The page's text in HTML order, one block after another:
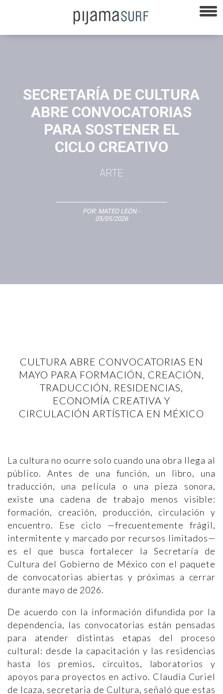
SECRETARÍA DE CULTURA
ABRE CONVOCATORIAS
PARA SOSTENER EL
CICLO CREATIVO
ARTE
POR: MATEO LEÓN-
05/05/2026
CULTURA ABRE CONVOCATORIAS EN
MAYO PARA FORMACIÓN, CREACIÓN,
TRADUCCIÓN, RESIDENCIAS,
ECONOMÍA CREATIVA Y
CIRCULACIÓN ARTÍSTICA EN MÉXICO
La cultura no ocurre solo cuando una obra llega al
público. Antes de una función, un libro, una
traducción, una película o una pieza sonora,
existe una cadena de trabajo menos visible:
formación, creación, producción, circulación y
encuentro. Ese ciclo —frecuentemente frágil,
intermitente y marcado por recursos limitados—
es el que busca fortalecer la Secretaría de
Cultura del Gobierno de México con el paquete
de convocatorias abiertas y próximas a cerrar
durante mayo de 2026.
De acuerdo con la información difundida por la
dependencia, las convocatorias están pensadas
para atender distintas etapas del proceso
cultural: desde la capacitación y las residencias
hasta los premios, circuitos, laboratorios y
apoyos para proyectos en activo. Claudia Curiel
de Icaza, secretaria de Cultura, señaló que estas